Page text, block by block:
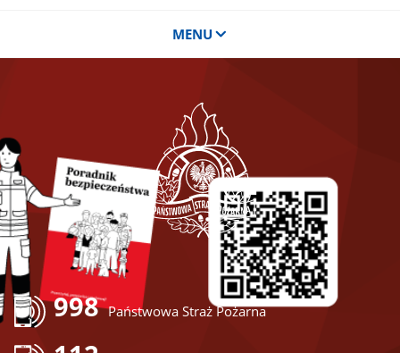
MENU
998 Państwowa Straż Pożarna